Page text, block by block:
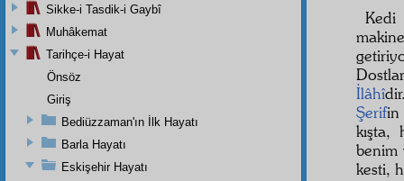
Kedi
İlâhî
Şerifin
kışta,
benim
kesti,
Sikke-i Tasdik-i Gaybî
Muhâkemat
Tarihçe-i Hayat
Önsöz
Giriş
Bediüzzaman'ın İlk Hayatı
Barla Hayatı
Eskişehir Hayatı